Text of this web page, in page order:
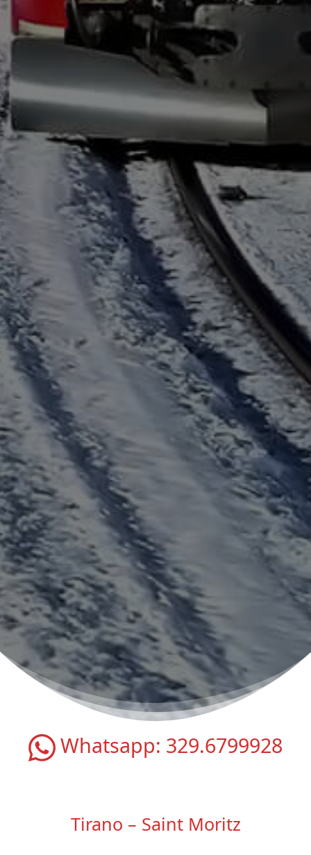
Whatsapp: 329.6799928
Tirano – Saint Moritz